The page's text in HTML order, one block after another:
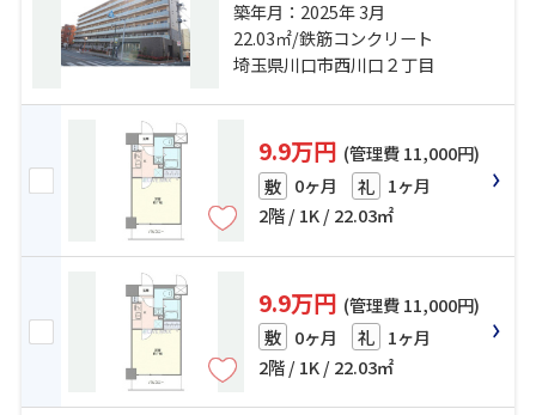
浜東北線「川口」駅 徒歩24分 京浜
東北線「蕨」駅 徒歩30分
築年月：2025年 3月
22.03㎡/鉄筋コンクリート
埼玉県川口市西川口２丁目
9.9万円 (管理費 11,000円)
敷 0ヶ月 礼 1ヶ月
2階 / 1K / 22.03㎡
9.9万円 (管理費 11,000円)
敷 0ヶ月 礼 1ヶ月
2階 / 1K / 22.03㎡